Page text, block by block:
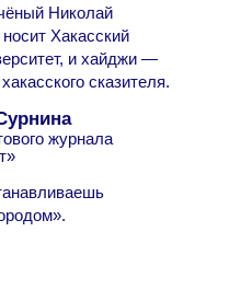
Николай
Хакасский
и хайджи —
сказителя.
журнала